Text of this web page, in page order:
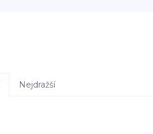
Nejdražší